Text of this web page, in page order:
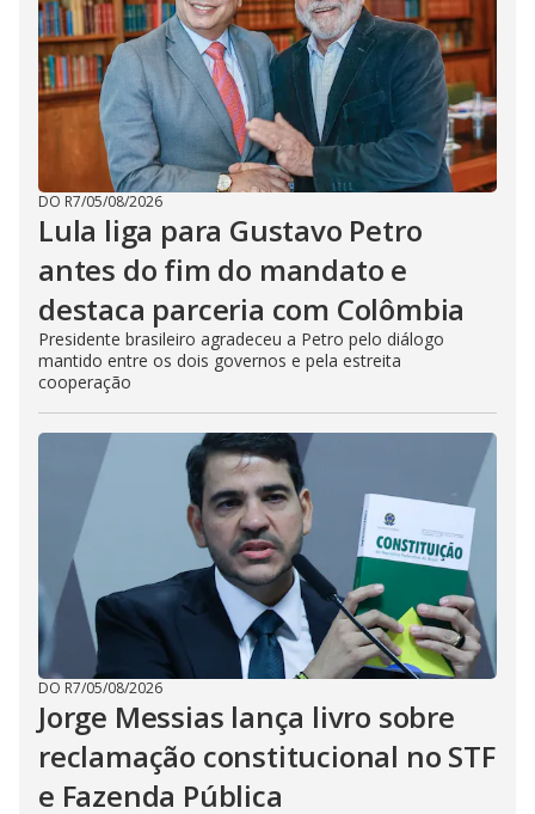
DO R7/05/08/2026
Lula liga para Gustavo Petro
antes do fim do mandato e
destaca parceria com Colômbia
Presidente brasileiro agradeceu a Petro pelo diálogo
mantido entre os dois governos e pela estreita
cooperação
DO R7/05/08/2026
Jorge Messias lança livro sobre
reclamação constitucional no STF
e Fazenda Pública